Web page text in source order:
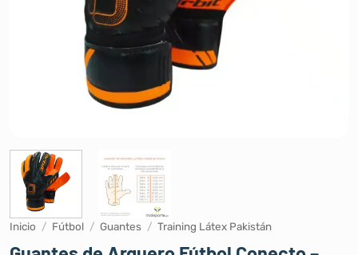
Inicio / Fútbol / Guantes / Training Látex Pakistán